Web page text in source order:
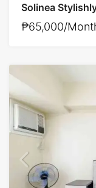
Solinea
₱65,000/